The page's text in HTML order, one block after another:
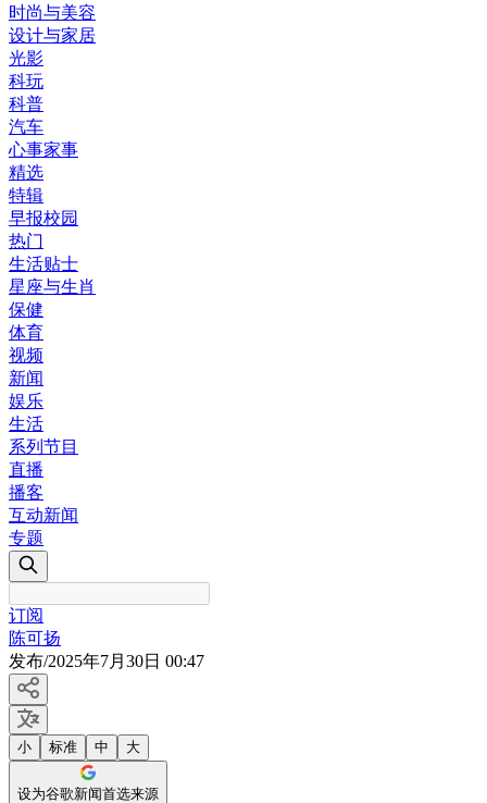
时尚与美容
设计与家居
光影
科玩
科普
汽车
心事家事
精选
特辑
早报校园
热门
生活贴士
星座与生肖
保健
体育
视频
新闻
娱乐
生活
系列节目
直播
播客
互动新闻
专题
订阅
陈可扬
发布/2025年7月30日 00:47
小 标准 中 大
设为谷歌新闻首选来源